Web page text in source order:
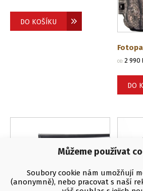
Můžeme používat
Soubory cookie nám umožňují
(anonymně), nebo pracovat s naší
DO KOŠÍKU
OD: 2 990
DO